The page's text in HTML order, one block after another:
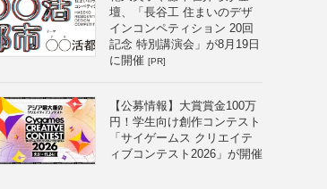
壇、「長谷工 住まいのデザ
インコンペティション 20回
記念 特別講演会」が8月19日
に開催 [PR]
【公募情報】大賞賞金100万
円！学生向け創作コンテスト
「サイゲームス クリエイテ
ィブコンテスト2026」が開催